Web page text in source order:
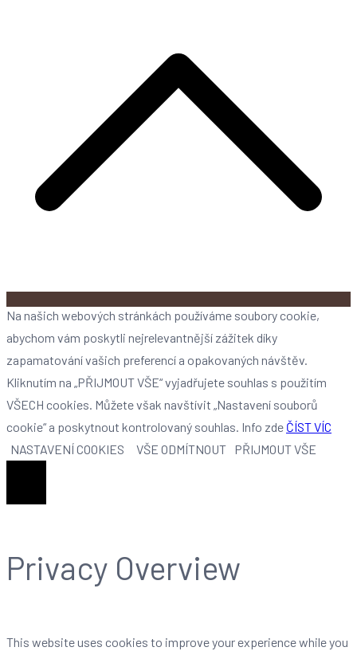
Na našich webových stránkách používáme soubory cookie,
abychom vám poskytli nejrelevantnější zážitek díky
zapamatování vašich preferencí a opakovaných návštěv.
Kliknutím na „PŘIJMOUT VŠE“ vyjadřujete souhlas s použitím
VŠECH cookies. Můžete však navštívit „Nastavení souborů
cookie“ a poskytnout kontrolovaný souhlas. Info zde ČÍST VÍC
NASTAVENÍ COOKIES
VŠE ODMÍTNOUT PŘIJMOUT VŠE
Privacy Overview
This website uses cookies to improve your experience while you